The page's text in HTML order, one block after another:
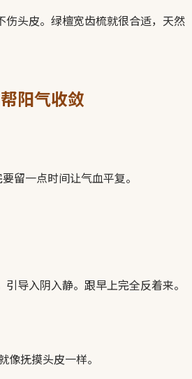
头皮。绿檀宽齿梳就很合适，天然
阳气收敛
留一点时间让气血平复。
导入阴入静。跟早上完全反着来。
抚摸头皮一样。